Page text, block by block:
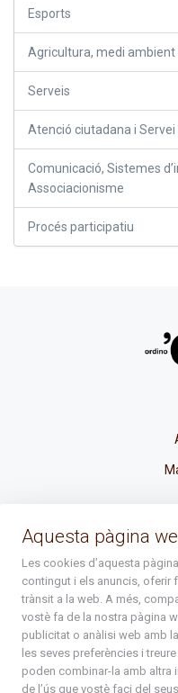
Esports
Agricultura, medi
Serveis
Atenció ciutadana i Servei
Comunicació, Sistemes
Associacionisme
Procés participatiu
+376 878 100
De Dl. a Dv. : de 8 a
fins al divendres de la
Aquesta pàgina
Les cookies d’aquesta
contingut i els anuncis, oferir
trànsit a la web. A més,
vostè fa de la nostra pàgina
publicitat o anàlisi web amb
les seves preferències i
poden combinar-la amb altra
de l’ús que vostè faci del